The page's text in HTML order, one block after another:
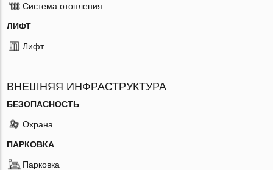
Система отопления
ЛИФТ
Лифт
ВНЕШНЯЯ ИНФРАСТРУКТУРА
БЕЗОПАСНОСТЬ
Охрана
ПАРКОВКА
Парковка